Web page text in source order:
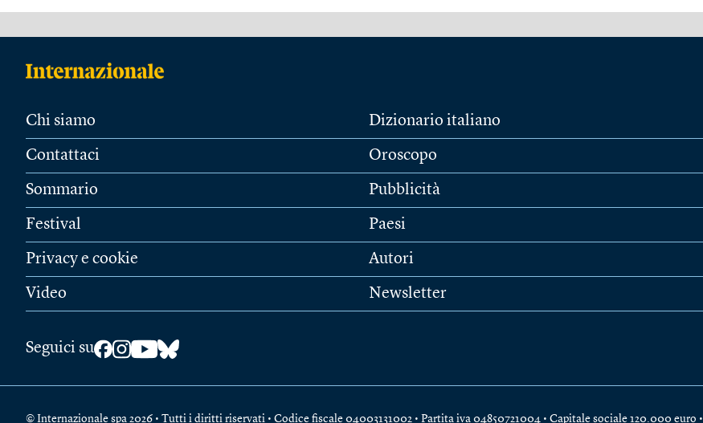
Chi siamo
Contattaci
Sommario
Festival
Privacy e cookie
Video
Dizionario italiano
Oroscopo
Pubblicità
Paesi
Autori
Newsletter
Seguici su
© Internazionale spa 2026 • Tutti i diritti riservati • Codice fiscale 04003131002 • Partita iva 04850721004 • Capitale sociale 120.000 euro •